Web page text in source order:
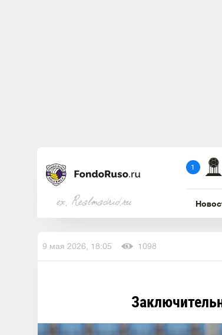
ex. Realmadrid.ru
1
9 мая 2026, 18:05 1098